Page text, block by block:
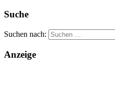
Suche
Suchen nach:
Anzeige